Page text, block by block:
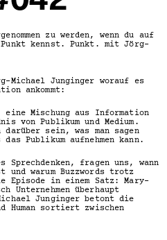
zu werden, wenn du auf
Punkt kennst. Punkt. mit Jörg-
Michael Junginger worauf es
ankommt:
Mischung aus Information
von Publikum und Medium.
darüber sein, was man sagen
Publikum aufnehmen kann.
Sprechdenken, fragen uns, wann
und warum Buzzwords trotz
Episode in einem Satz: Mary-
Unternehmen überhaupt
Junginger betont die
Human sortiert zwischen